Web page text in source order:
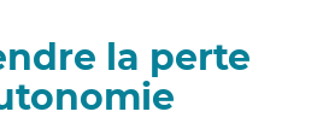
la perte